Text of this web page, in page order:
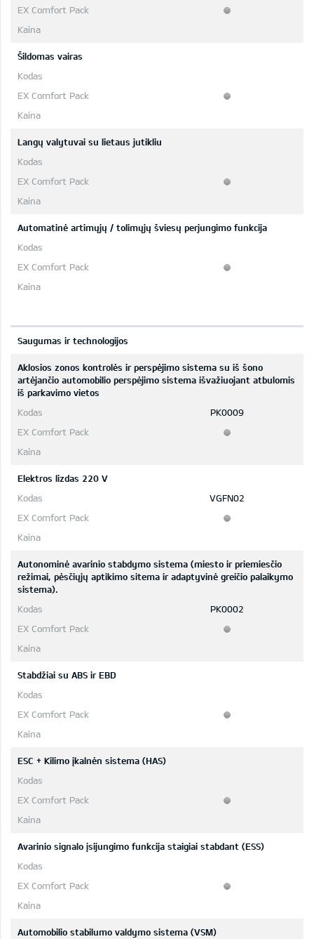
Šildomas vairas
Langų valytuvai su lietaus jutikliu
Automatinė artimųjų / tolimųjų šviesų perjungimo funkcija
Saugumas ir technologijos
Aklosios zonos kontrolės ir perspėjimo sistema su iš šono
artėjančio automobilio perspėjimo sistema išvažiuojant atbulomis
iš parkavimo vietos
PK0009
Elektros lizdas 220 V
VGFN02
Autonominė avarinio stabdymo sistema (miesto ir priemiesčio
režimai, pėsčiųjų aptikimo sitema ir adaptyvinė greičio palaikymo
sistema).
PK0002
Stabdžiai su ABS ir EBD
ESC + Kilimo įkalnėn sistema (HAS)
Avarinio signalo įsijungimo funkcija staigiai stabdant (ESS)
Automobilio stabilumo valdymo sistema (VSM)